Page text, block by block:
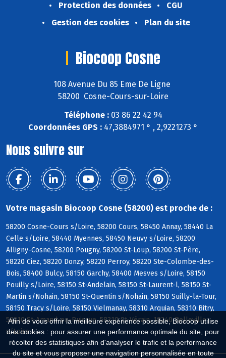
Afin de vous offrir la meilleure expérience possible, Biocoop utilise
des cookies : pour assurer une performance optimale du site, pour
récolter des statistiques afin d'analyser le trafic et la performance
du site et vous proposer une navigation personnalisée en toute
Protection des données
CGU
Gestion des cookies
Plan du site
Biocoop Cosne
108 Avenue Du 85 Eme De Ligne
58200 Cosne-Cours-sur-Loire
Téléphone :03 86 22 42 94
Coordonnées GPS : 47,3884971 ° , 2,9221273 °
Nous suivre sur
Votre magasin Biocoop Cosne (58200) est proche de :
58200 Cosne-Cours s/Loire, 58200 Cours, 58450 Annay, 58440 La
Celle s/Loire, 58440 Myennes, 58450 Neuvy s/Loire, 58200
Alligny-Cosne, 58200 Pougny, 58200 St-Loup, 58200 St-Père,
58220 Ciez, 58220 Donzy, 58220 Perroy, 58220 Ste-Colombe-des-
Bois, 58400 Bulcy, 58150 Garchy, 58400 Mesves s/Loire, 58150
Pouilly s/Loire, 58150 St-Andelain, 58150 St-Laurent-l, 58150 St-
Martin s/Nohain, 58150 St-Quentin s/Nohain, 58150 Suilly-la-Tour,
58150 Tracy s/Loire, 58150 Vielmanay, 58310 Arquian, 58310 Bitry,
58310 St-Amand-en-Puisaye, 58310 St-Vérain, 18240 Belleville
s/Loire